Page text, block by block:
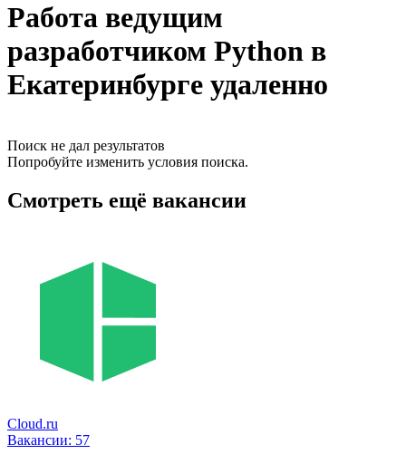
Работа ведущим
разработчиком Python в
Екатеринбурге удаленно
Поиск не дал результатов
Попробуйте изменить условия поиска.
Смотреть ещё вакансии
Cloud.ru
Вакансии: 57